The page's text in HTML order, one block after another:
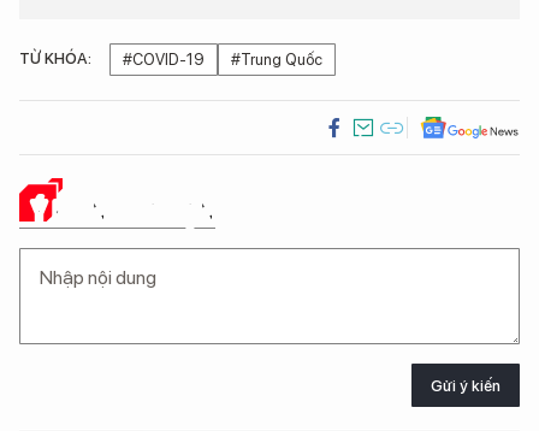
TỪ KHÓA: #COVID-19 #Trung Quốc
Ý KIẾN CỦA BẠN
Gửi ý kiến